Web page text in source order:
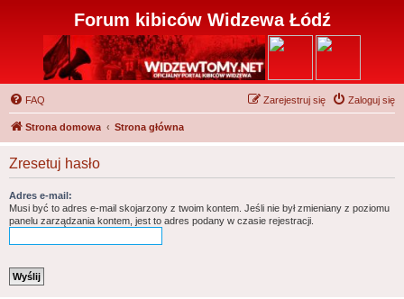
Forum kibiców Widzewa Łódź
FAQ Zaloguj się
Zarejestruj się
Strona domowa Strona główna
Zresetuj hasło
Adres e-mail:
Musi być to adres e-mail skojarzony z twoim kontem. Jeśli nie był zmieniany z poziomu
panelu zarządzania kontem, jest to adres podany w czasie rejestracji.